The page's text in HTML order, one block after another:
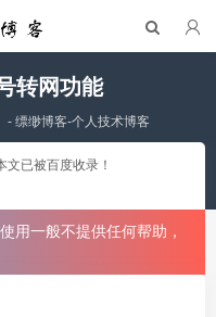
转网功能
- 缥缈博客-个人技术博客
文已被百度收录！
用一般不提供任何帮助，